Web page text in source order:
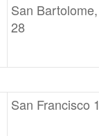
San Bartolome,
28
San Francisco